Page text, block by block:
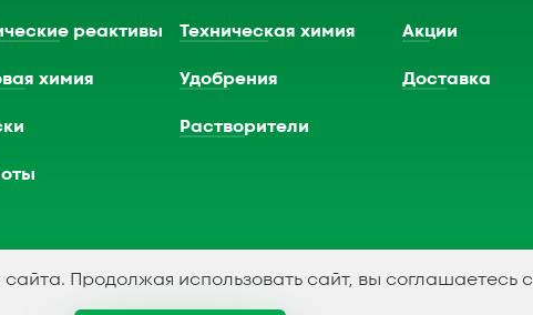
реактивы Техническая химия
химия Удобрения
Растворители
Акции
Доставка
Продолжая использовать сайт, вы соглашаетесь с